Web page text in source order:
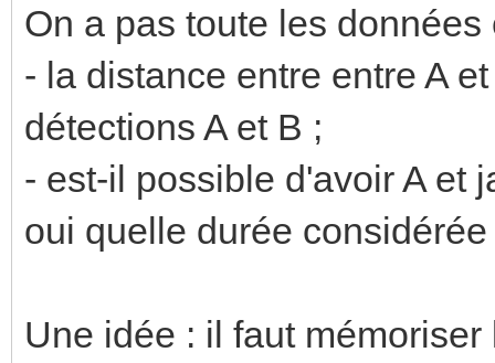
On a pas toute les données
- la distance entre entre A
détections A et B ;
- est-il possible d'avoir A et
oui quelle durée considérée
Une idée : il faut